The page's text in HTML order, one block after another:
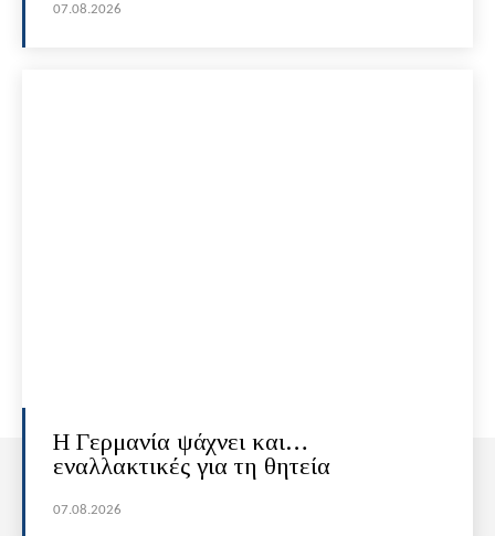
07.08.2026
H Γερμανία ψάχνει και…
εναλλακτικές για τη θητεία
07.08.2026